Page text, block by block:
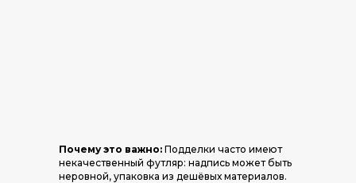
Почему это важно: Подделки часто имеют
некачественный футляр: надпись может быть
неровной, упаковка из дешёвых материалов.